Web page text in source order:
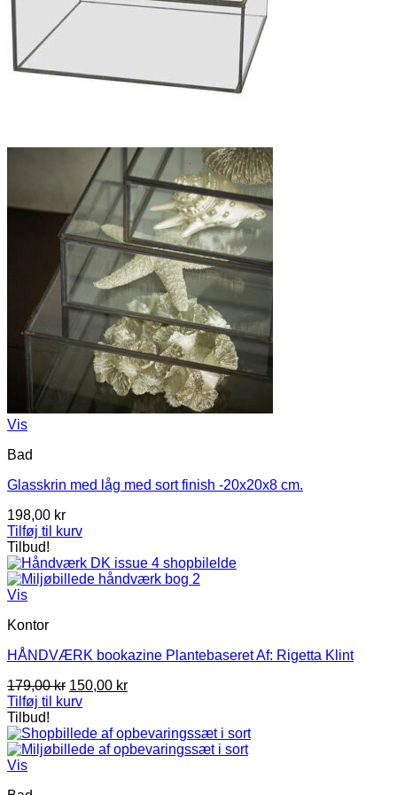
Vis
Bad
Glasskrin med låg med sort finish -20x20x8 cm.
198,00 kr
Tilføj til kurv
Tilbud!
Vis
Kontor
HÅNDVÆRK bookazine Plantebaseret Af: Rigetta Klint
179,00kr Den
oprindelige
var:
179,00 kr.
150,00 krDen
er:
150,00 kr.
Tilføj til kurv
Tilbud!
Vis